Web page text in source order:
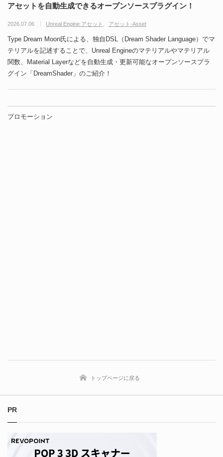
アセットを自動生成できるオープンソースプラグイン！
2026.07.06 Unreal Engine アセット アセット-Asset
Type Dream Moon氏による、独自DSL（Dream Shader Language）でマ
テリアルを記述することで、Unreal Engineのマテリアルやマテリアル
関数、Material Layerなどを自動生成・更新可能なオープンソースプラ
グイン「DreamShader」のご紹介！
プロモーション
トップページに戻る
PR